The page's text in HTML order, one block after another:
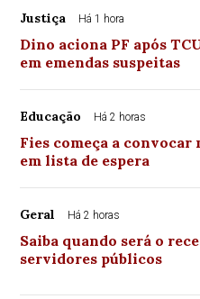
Justiça Há 1 hora
Dino aciona PF após
em emendas suspeitas
Educação Há 2 horas
Fies começa a convocar
em lista de espera
Geral Há 2 horas
Saiba quando será o
servidores públicos